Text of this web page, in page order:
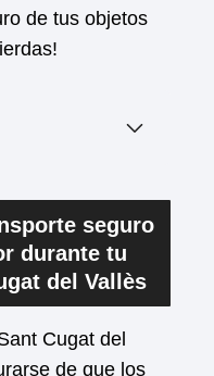
de tus objetos
seguro
durante tu
del Vallès
Cugat del
de que los